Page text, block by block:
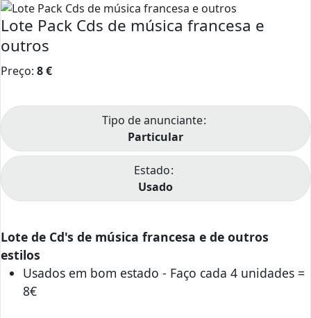
Lote Pack Cds de música francesa e
outros
Preço: 8€
Tipo de anunciante
Particular
Estado
Usado
Lote de Cd's de música francesa e de outros
estilos
Usados em bom estado - Faço cada 4 unidades =
8€